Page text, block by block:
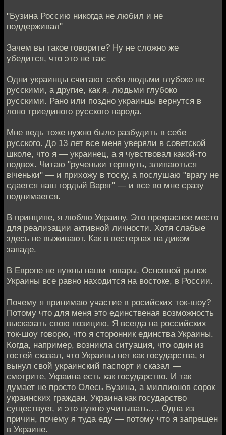
"Бузина Россию никогда не любил и не
поддерживал"
Зачем вы такое говорите? Ну не сложно же
убедится, что это не так:
Одни украинцы считают себя людьми глубоко не
русскими, а другие, как я, людьми глубоко
русскими. Рано или поздно украинцы вернутся в
лоно триединого русского народа.
Мне ведь тоже нужно было разбудить в себе
русского. До 13 лет все меня уверяли в советской
школе, что я — украинец, а я чувствовал какой-то
подвох. Читаю "рученьки терпнуть, злипаються
віченьки" — и прихожу в тоску, а послушаю "врагу не
сдается наш гордый Варяг" — и все во мне сразу
поднимается.
В принципе, я люблю Украину. Это прекрасное место
для реализации активной личности. Хотя слабые
здесь не выживают. Как в вестернах на диком
западе.
В Европе не нужны наши товары. Основной рынок
Украины все равно находится на востоке, в России.
Почему я принимаю участие в росийских ток-шоу?
Потому что для меня это единственая возможность
высказать свою позицию. Я всегда на российских
ток-шоу говорю, что я сторонник единства Украины.
Когда, например, возникла ситуация, что один из
гостей сказал, что Украины нет как государства, я
вынул свой украинский паспорт и сказал —
смотрите, Украина есть как государство. И так
думает не просто Олесь Бузина, а миллионов сорок
украинских граждан. Украина как государство
существует, и это нужно учитывать…. Одна из
причин, почему я туда еду — потому что я запрещен
в Украине.